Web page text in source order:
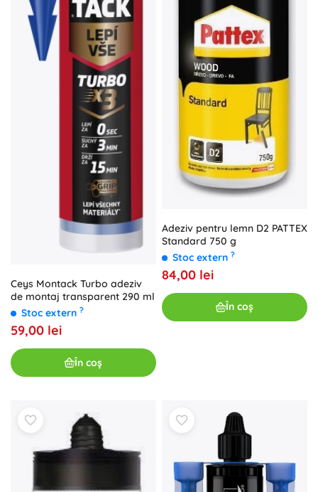
Ceys Montack Turbo adeziv
de montaj transparent 290 ml
Stoc extern ?
59,00 lei
În coș
Adeziv pentru lemn D2 PATTEX
Standard 750 g
Stoc extern ?
84,00 lei
În coș